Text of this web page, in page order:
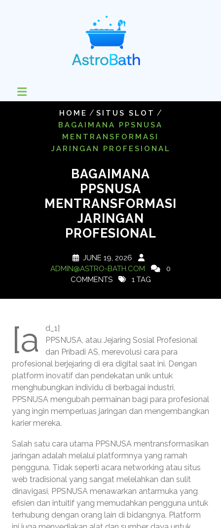
HOME / SITUS SLOT /
BAGAIMANA PPSNUSA
MENTRANSFORMASI
JARINGAN PROFESIONAL
BAGAIMANA
PPSNUSA
MENTRANSFORMASI
JARINGAN
PROFESIONAL
JUNE 19, 2026
ADMIN@ASTRO-BATH.COM
0
COMMENTS
1 TAG
[a
d_1]
PPSNUSA, atau Jejaring Sosial Profesional
dan Pribadi AS, merevolusi cara para
profesional berjejaring di era digital saat ini. Dengan
platform inovatif dan pendekatan unik untuk
menghubungkan individu di berbagai industri,
PPSNUSA mengubah permainan bagi para profesional
yang ingin memperluas jaringan dan mengembangkan
karier mereka.
Salah satu cara utama PPSNUSA mentransformasikan
jaringan adalah melalui platformnya yang ramah
pengguna. Tidak seperti acara networking atau situs
web tradisional yang sangat melelahkan dan sulit
dinavigasi, PPSNUSA menawarkan antarmuka yang
efisien dan intuitif yang memudahkan pengguna untuk
terhubung dengan orang lain di bidangnya. Platform